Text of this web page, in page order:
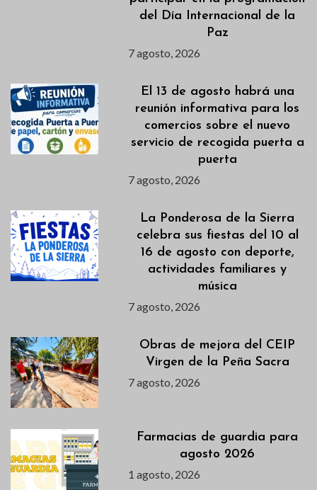
del Día Internacional de la
Paz
7 agosto, 2026
El 13 de agosto habrá una
reunión informativa para los
comercios sobre el nuevo
servicio de recogida puerta a
puerta
7 agosto, 2026
La Ponderosa de la Sierra
celebra sus fiestas del 10 al
16 de agosto con deporte,
actividades familiares y
música
7 agosto, 2026
Obras de mejora del CEIP
Virgen de la Peña Sacra
7 agosto, 2026
Farmacias de guardia para
agosto 2026
1 agosto, 2026